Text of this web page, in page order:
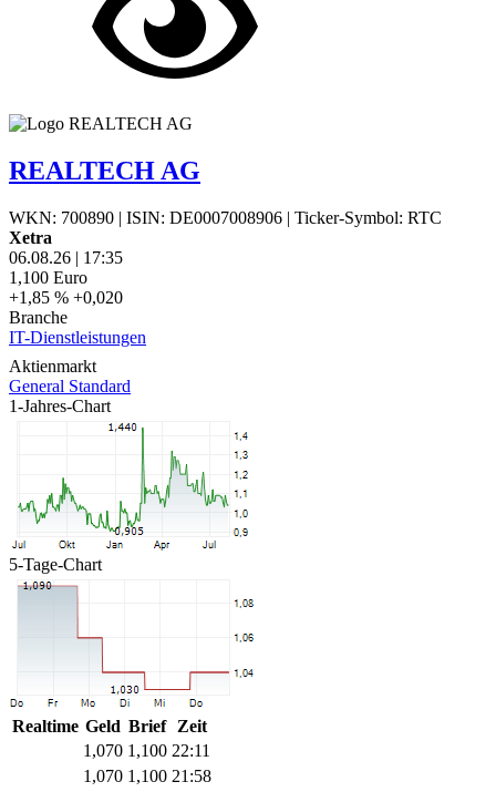
REALTECH AG
WKN: 700890 | ISIN: DE0007008906 | Ticker-Symbol: RTC
Xetra
06.08.26 | 17:35
1,100 Euro
+1,85 % +0,020
Branche
IT-Dienstleistungen
Aktienmarkt
General Standard
1-Jahres-Chart
5-Tage-Chart
Realtime Geld Brief
Zeit
1,070 1,100 22:11
1,070 1,100 21:58